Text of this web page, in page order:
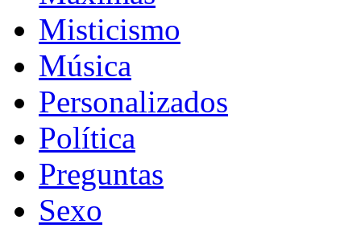
Misticismo
Música
Personalizados
Política
Preguntas
Sexo